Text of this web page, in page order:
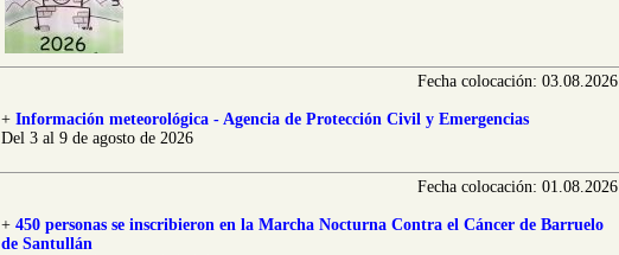
Fecha colocación: 03.08.2026
+ Información meteorológica - Agencia de Protección Civil y Emergencias
Del 3 al 9 de agosto de 2026
Fecha colocación: 01.08.2026
+ 450 personas se inscribieron en la Marcha Nocturna Contra el Cáncer de Barruelo
de Santullán